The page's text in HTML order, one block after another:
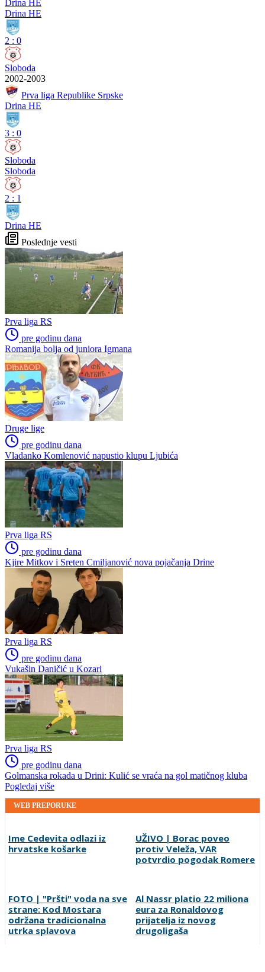
Drina HE
Drina HE
2 : 0
Sloboda
2002-2003
Prva liga Republike Srpske
Drina HE
3 : 0
Sloboda
Sloboda
2 : 1
Drina HE
Poslednje vesti
Prva liga RS
pre godinu dana
Romanija bolja od juniora Igmana
Druge lige
pre godinu dana
Vladanko Komlenović napustio klupu Ljubića
Prva liga RS
pre godinu dana
Kjire Mitkov i Sreten Cmiljanović nova pojačanja Drine
Prva liga RS
pre godinu dana
Vukašin Daničić u Kozari
Prva liga RS
pre godinu dana
Golmanska rokada u Drini: Kulić se vraća na gol matičnog kluba
Pogledaj više
WEB PREPORUKE
Ime Cedevita odlazi iz
hrvatske košarke
UŽIVO | Borac poveo
protiv Veleža, VAR
potvrdio pogodak Romere
FOTO | "Pršti" voda na sve
strane: Kod Mostara
održana tradicionalna
utrka splavova
Al Nassr platio 22 miliona
eura za Ronaldovog
prijatelja iz novog
drugoligaša